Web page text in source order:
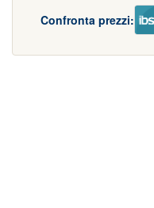
Confronta prezzi: